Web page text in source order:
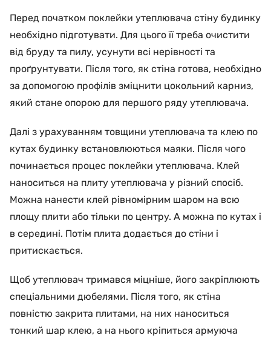
Перед початком поклейки утеплювача стіну будинку
необхідно підготувати. Для цього її треба очистити
від бруду та пилу, усунути всі нерівності та
проґрунтувати. Після того, як стіна готова, необхідно
за допомогою профілів зміцнити цокольний карниз,
який стане опорою для першого ряду утеплювача.
Далі з урахуванням товщини утеплювача та клею по
кутах будинку встановлюються маяки. Після чого
починається процес поклейки утеплювача. Клей
наноситься на плиту утеплювача у різний спосіб.
Можна нанести клей рівномірним шаром на всю
площу плити або тільки по центру. А можна по кутах і
в середині. Потім плита додається до стіни і
притискається.
Щоб утеплювач тримався міцніше, його закріплюють
спеціальними дюбелями. Після того, як стіна
повністю закрита плитами, на них наноситься
тонкий шар клею, а на нього кріпиться армуюча